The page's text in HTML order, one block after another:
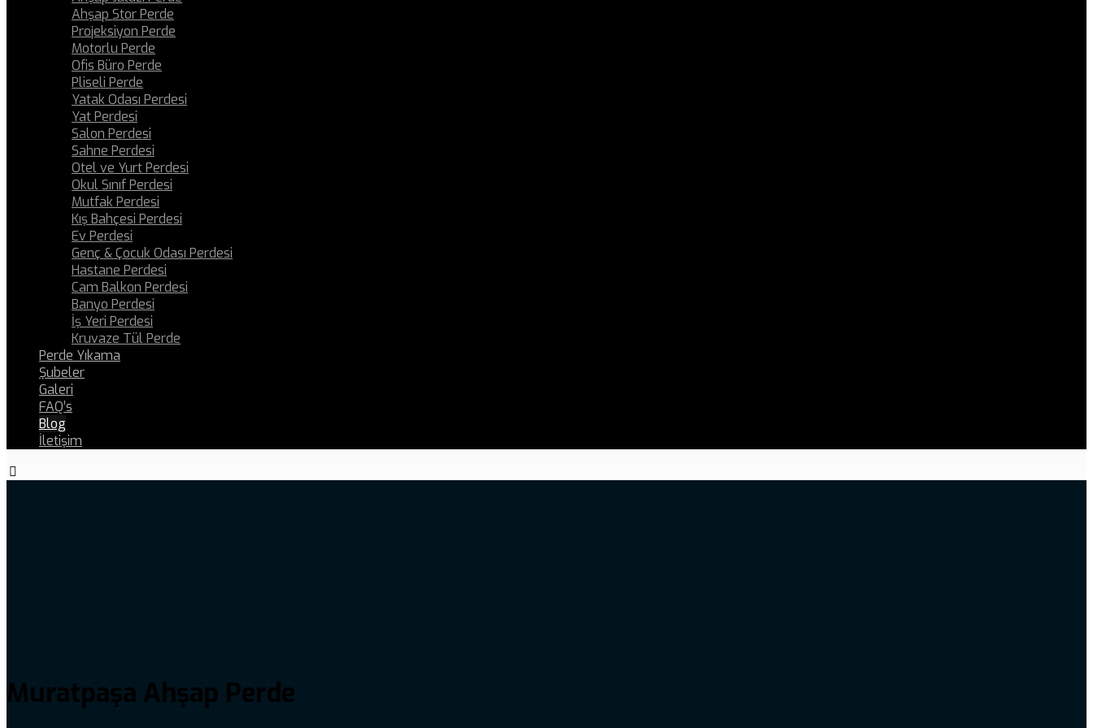
Ahşap Stor Perde
Projeksiyon Perde
Motorlu Perde
Ofis Büro Perde
Pliseli Perde
Yatak Odası Perdesi
Yat Perdesi
Salon Perdesi
Sahne Perdesi
Otel ve Yurt Perdesi
Okul Sınıf Perdesi
Mutfak Perdesi
Kış Bahçesi Perdesi
Ev Perdesi
Genç & Çocuk Odası Perdesi
Hastane Perdesi
Cam Balkon Perdesi
Banyo Perdesi
İş Yeri Perdesi
Kruvaze Tül Perde
Perde Yıkama
Şubeler
Galeri
FAQ’s
Blog
İletişim
Muratpaşa Ahşap Perde